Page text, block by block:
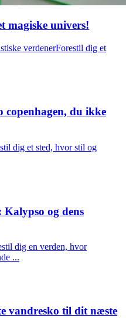
magiske univers!
verdenerForestil dig et
copenhagen, du ikke
dig et sted, hvor stil og
og dens
dig en verden, hvor
...
vandresko til dit næste